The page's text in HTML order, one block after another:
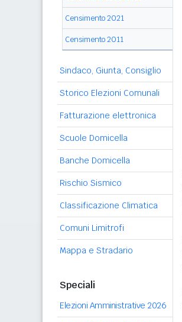
Censimento 2021
Censimento 2011
Sindaco, Giunta, Consiglio
Storico Elezioni Comunali
Fatturazione elettronica
Scuole Domicella
Banche Domicella
Rischio Sismico
Classificazione Climatica
Comuni Limitrofi
Mappa e Stradario
Speciali
Elezioni Amministrative 2026